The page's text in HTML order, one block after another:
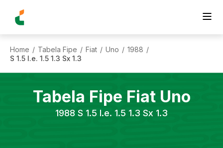
Home / Tabela Fipe / Fiat / Uno / 1988 /
S 1.5 I.e. 1.5 1.3 Sx 1.3
Tabela Fipe Fiat Uno
1988 S 1.5 I.e. 1.5 1.3 Sx 1.3